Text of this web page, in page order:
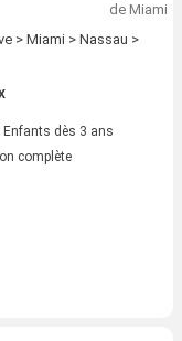
de Miami
> Miami > Nassau >
Enfants dès 3 ans
complète